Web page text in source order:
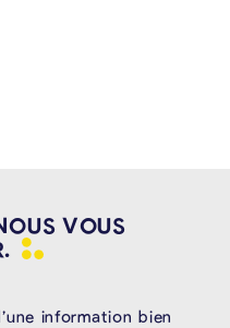
VOUS
information bien